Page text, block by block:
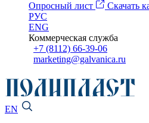
Опросный лист
Скачать
РУС
ENG
Коммерческая служба
+7 (8112) 66-39-06
marketing@galvanica.ru
EN